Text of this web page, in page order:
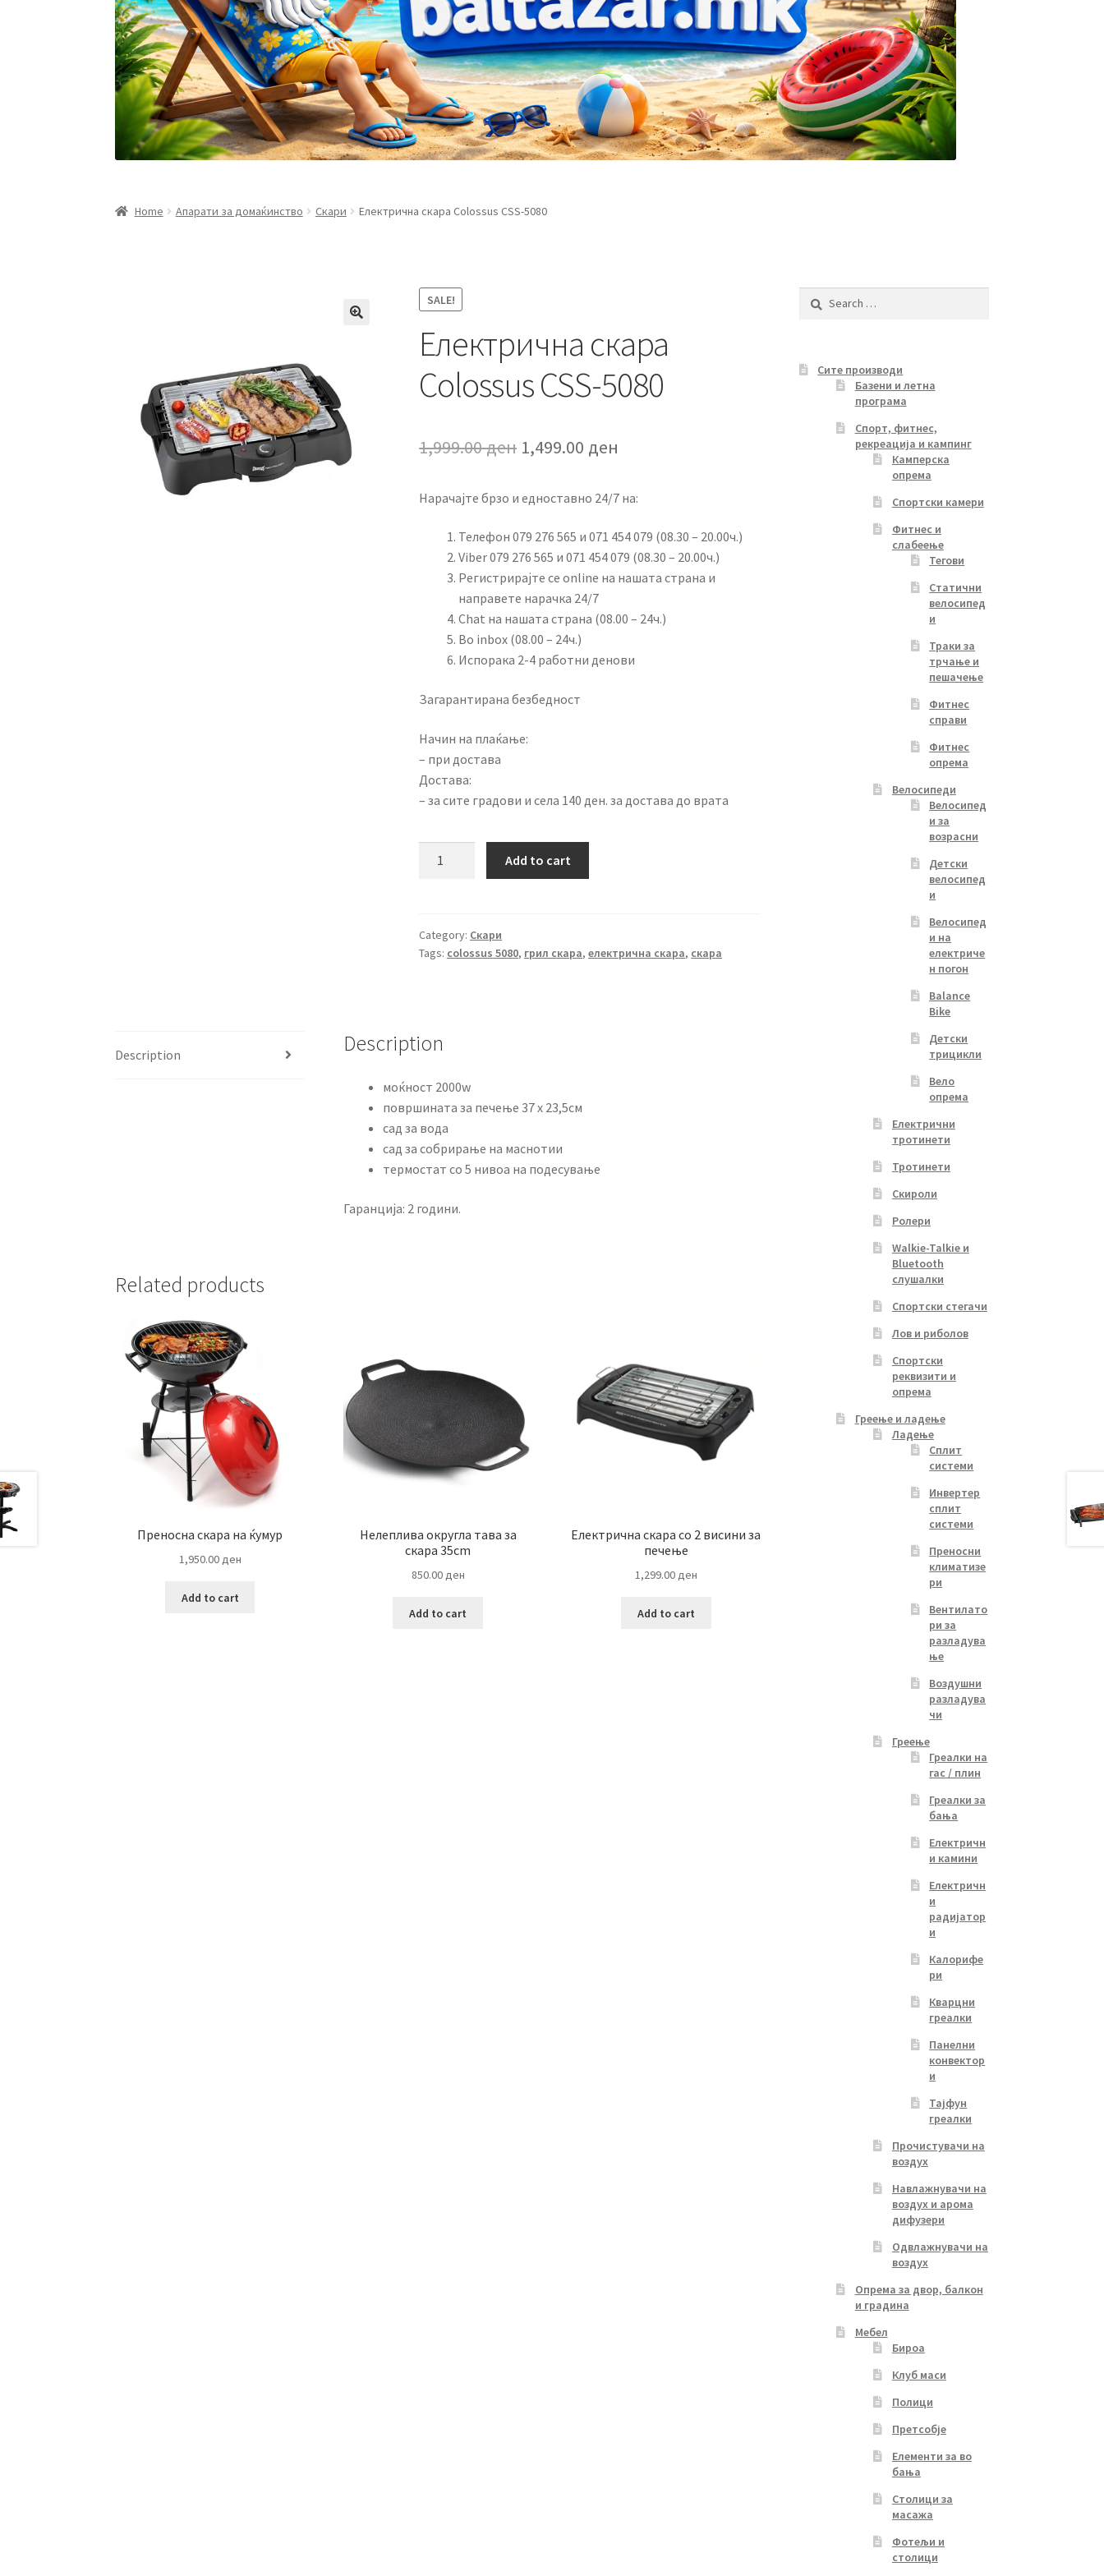
Home Апарати за домаќинство Скари Електрична скара Colossus CSS-5080
SALE!
Електрична скара
Colossus CSS-5080
1,999.00ден Original
was:
1,999.00 ден.
1,499.00 ден
is:
1,499.00 ден.
Нарачајте брзо и едноставно 24/7 на:
Телефон 079 276 565 и 071 454 079 (08.30 – 20.00ч.)
Viber 079 276 565 и 071 454 079 (08.30 – 20.00ч.)
Регистрирајте се online на нашата страна и
направете нарачка 24/7
Chat на нашата страна (08.00 – 24ч.)
Во inbox (08.00 – 24ч.)
Испорака 2-4 работни денови
Загарантирана безбедност
Начин на плаќање:
– при достава
Достава:
– за сите градови и села 140 ден. за достава до врата
5080
quantity
Add to cart
Category: Скари
Tags: colossus 5080, грил скара,електрична скара, скара
Description Description
моќност 2000w
површината за печење 37 х 23,5см
сад за вода
сад за собрирање на маснотии
термостат со 5 нивоа на подесување
Гаранција: 2 години.
Related products
Преносна скара на ќумур
1,950.00ден
Add to cart
Нелеплива округла тава за
скара 35cm
850.00ден
Add to cart
Електрична скара со 2 висини за
печење
1,299.00ден
Add to cart
Search
Сите производи
Базени и летна
програма
Спорт, фитнес,
рекреација и кампинг
Камперска
опрема
Спортски камери
Фитнес и
слабеење
Тегови
Статични
велосипед
и
Траки за
трчање и
пешачење
Фитнес
справи
Фитнес
опрема
Велосипеди
Велосипед
и за
возрасни
Детски
велосипед
и
Велосипед
и на
електриче
н погон
Balance
Bike
Детски
трицикли
Вело
опрема
Електрични
тротинети
Тротинети
Скироли
Ролери
Walkie-Talkie и
Bluetooth
слушалки
Спортски стегачи
Лов и риболов
Спортски
реквизити и
опрема
Греење и ладење
Ладење
Сплит
системи
Инвертер
сплит
системи
Преносни
климатизе
ри
Вентилато
ри за
разладува
ње
Воздушни
разладува
чи
Греење
Греалки на
гас / плин
Греалки за
бања
Електричн
и камини
Електричн
и
радијатор
и
Калорифе
ри
Кварцни
греалки
Панелни
конвектор
и
Тајфун
греалки
Прочистувачи на
воздух
Навлажнувачи на
воздух и арома
дифузери
Одвлажнувачи на
воздух
Опрема за двор, балкон
и градина
Мебел
Бироа
Клуб маси
Полици
Претсобје
Елементи за во
бања
Столици за
масажа
Фотељи и
столици